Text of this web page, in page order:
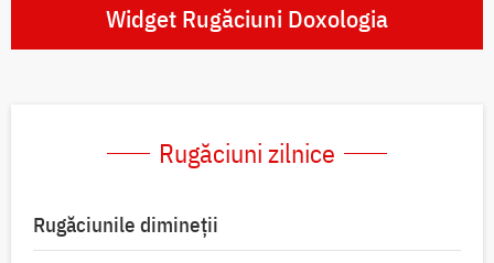
Widget Rugăciuni Doxologia
Rugăciuni zilnice
Rugăciunile dimineții